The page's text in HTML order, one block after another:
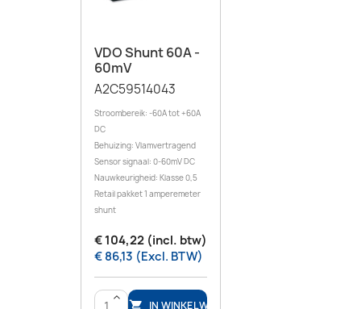
VDO Shunt 60A -
60mV
A2C59514043
Stroombereik: -60A tot +60A
DC
Behuizing: Vlamvertragend
Sensor signaal: 0-60mV DC
Nauwkeurigheid: Klasse 0,5
Retail pakket 1 amperemeter
shunt
€ 104,22 (incl. btw)
€ 86,13 (Excl. BTW)
>
 IN WINKELWAGEN